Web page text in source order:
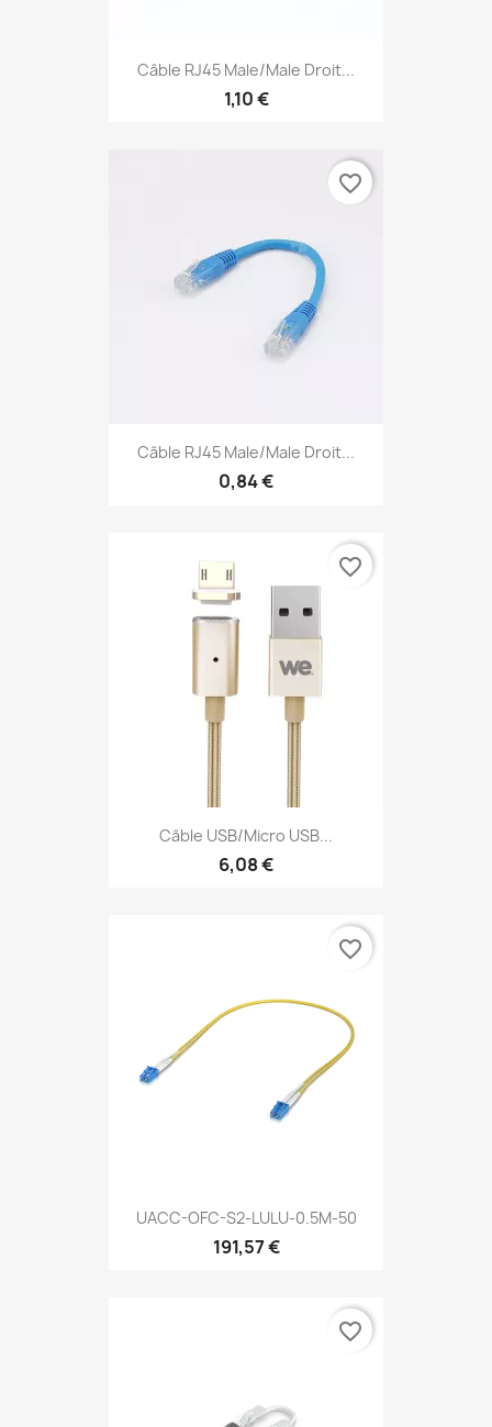
Câble RJ45 Male/Male Droit...
1,10 €
Câble RJ45 Male/Male Droit...
0,84 €
favorite_border
Câble USB/micro USB...
6,08 €
favorite_border
UACC-OFC-S2-LULU-0.5M-50
191,57 €
favorite_border
favorite_border